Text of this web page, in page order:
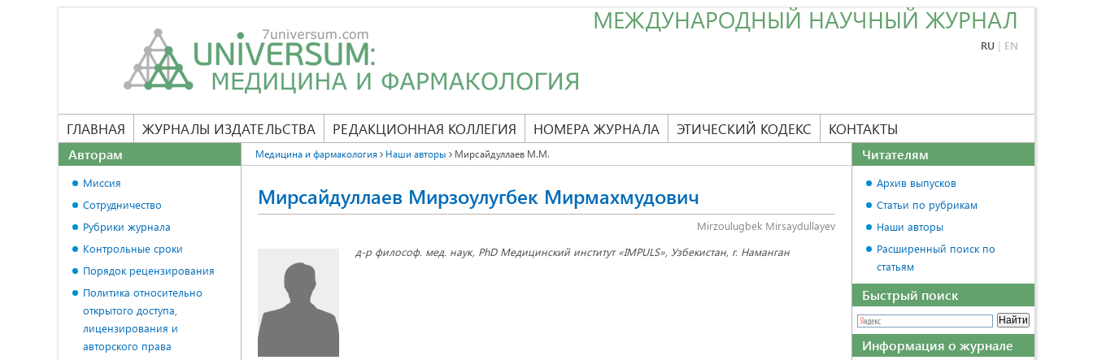
МЕЖДУНАРОДНЫЙ НАУЧНЫЙ ЖУРНАЛ
RU | EN
ГЛАВНАЯ ЖУРНАЛЫ ИЗДАТЕЛЬСТВА РЕДАКЦИОННАЯ КОЛЛЕГИЯ НОМЕРА ЖУРНАЛА ЭТИЧЕСКИЙ КОДЕКС КОНТАКТЫ
Медицина и фармакология Наши авторы Мирсайдуллаев М.М.
Мирсайдуллаев Мирзоулугбек Мирмахмудович
Mirzoulugbek Mirsaydullayev
д-р философ. мед. наук, PhD Медицинский институт «IMPULS», Узбекистан, г. Наманган
Авторам
Миссия
Сотрудничество
Рубрики журнала
Контрольные сроки
Порядок рецензирования
Политика относительно
открытого доступа,
лицензирования и
авторского права
Читателям
Архив выпусков
Статьи по рубрикам
Наши авторы
Расширенный поиск по
статьям
Быстрый поиск
Информация о журнале